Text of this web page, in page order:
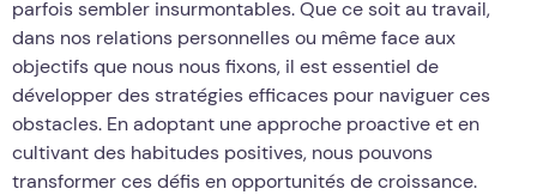
parfois sembler insurmontables. Que ce soit au travail,
dans nos relations personnelles ou même face aux
objectifs que nous nous fixons, il est essentiel de
développer des stratégies efficaces pour naviguer ces
obstacles. En adoptant une approche proactive et en
cultivant des habitudes positives, nous pouvons
transformer ces défis en opportunités de croissance.